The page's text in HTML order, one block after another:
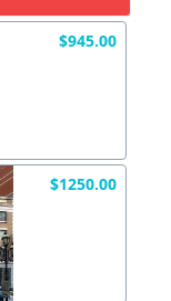
$945.00
$1250.00